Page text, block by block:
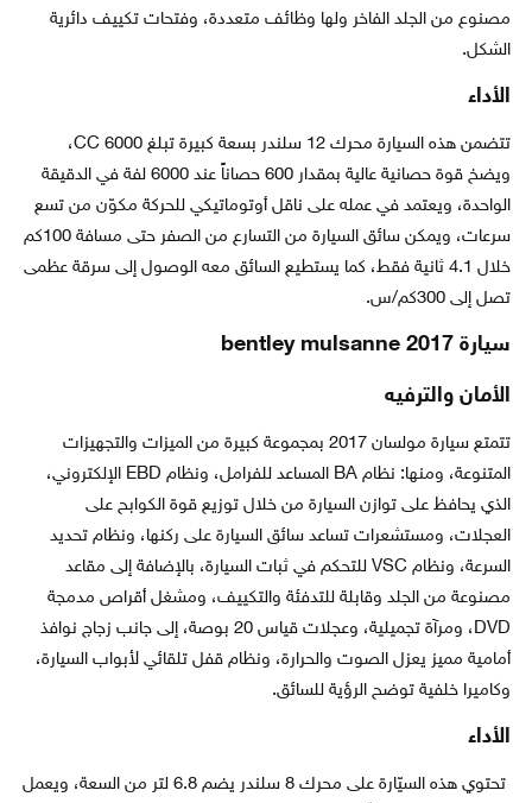
مصنوع من الجلد الفاخر ولها وظائف متعددة، وفتحات تكييف دائرية
الشكل.
الأداء
تتضمن هذه السيارة محرك 12 سلندر بسعة كبيرة تبلغ 6000 CC،
ويضخ قوة حصانية عالية بمقدار 600 حصاناً عند 6000 لفة في الدقيقة
الواحدة، ويعتمد في عمله على ناقل أوتوماتيكي للحركة مكوّن من تسع
سرعات، ويمكن سائق السيارة من التسارع من الصفر حتى مسافة 100كم
خلال 4.1 ثانية فقط، كما يستطيع السائق معه الوصول إلى سرقة عظمى
تصل إلى 300كم/س.
سيارة bentley mulsanne 2017
الأمان والترفيه
تتمتع سيارة مولسان 2017 بمجموعة كبيرة من الميزات والتجهيزات
المتنوعة، ومنها: نظام BA المساعد للفرامل، ونظام EBD الإلكتروني،
الذي يحافظ على توازن السيارة من خلال توزيع قوة الكوابح على
العجلات، ومستشعرات تساعد سائق السيارة على ركنها، ونظام تحديد
السرعة، ونظام VSC للتحكم في ثبات السيارة، بالإضافة إلى مقاعد
مصنوعة من الجلد وقابلة للتدفئة والتكييف، ومشغل أقراص مدمجة
DVD، ومرآة تجميلية، وعجلات قياس 20 بوصة، إلى جانب زجاج نوافذ
أمامية مميز يعزل الصوت والحرارة، ونظام قفل تلقائي لأبواب السيارة،
وكاميرا خلفية توضح الرؤية للسائق.
الأداء
تحتوي هذه السيّارة على محرك 8 سلندر يضم 6.8 لتر من السعة، ويعمل